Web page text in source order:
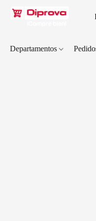
Departamentos